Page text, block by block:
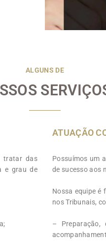
ALGUNS DE
tratar das
e grau de
ATUAÇÃO
Possuímos um
de sucesso aos
Nossa equipe
nos Tribunais,
– Preparação,